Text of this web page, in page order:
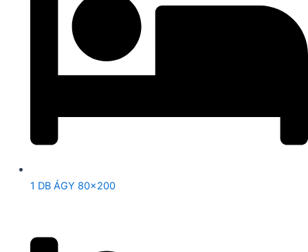
1 DB ÁGY 80×200